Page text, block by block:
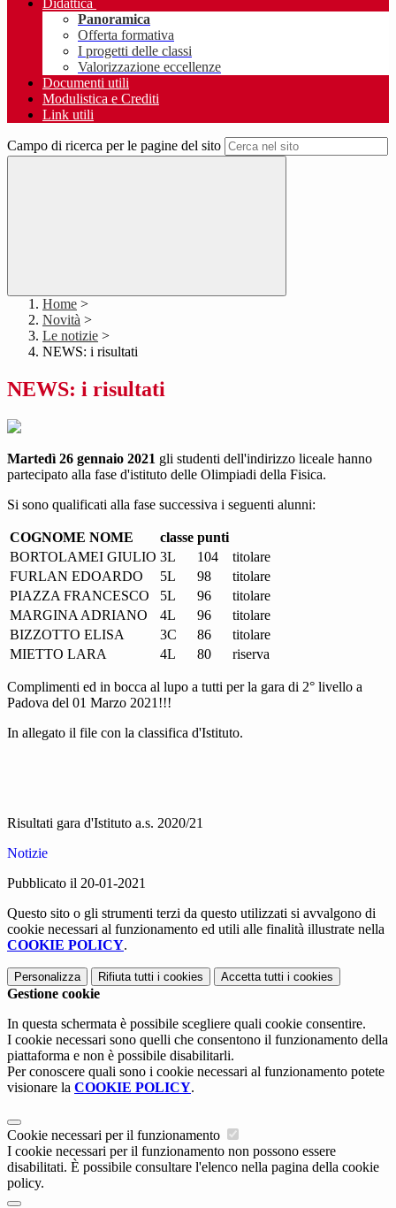
Didattica
Panoramica
Offerta formativa
I progetti delle classi
Valorizzazione eccellenze
Documenti utili
Modulistica e Crediti
Link utili
Campo di ricerca per le pagine del sito
Home >
Novità >
Le notizie >
NEWS: i risultati
NEWS: i risultati
Martedì 26 gennaio 2021 gli studenti dell'indirizzo liceale hanno
partecipato alla fase d'istituto delle Olimpiadi della Fisica.
Si sono qualificati alla fase successiva i seguenti alunni:
COGNOME NOME classe punti
BORTOLAMEI GIULIO 3L 104
titolare
FURLAN EDOARDO
5L 98
titolare
PIAZZA FRANCESCO
5L 96
titolare
MARGINA ADRIANO
4L 96
titolare
BIZZOTTO ELISA
3C 86
titolare
MIETTO LARA
4L 80 riserva
Complimenti ed in bocca al lupo a tutti per la gara di 2° livello a
Padova del 01 Marzo 2021!!!
In allegato il file con la classifica d'Istituto.
Risultati gara d'Istituto a.s. 2020/21
Notizie
Pubblicato il 20-01-2021
Questo sito o gli strumenti terzi da questo utilizzati si avvalgono di
cookie necessari al funzionamento ed utili alle finalità illustrate nella
COOKIE POLICY.
Personalizza Rifiuta tutti i cookies Accetta tutti i cookies
Gestione cookie
In questa schermata è possibile scegliere quali cookie consentire.
I cookie necessari sono quelli che consentono il funzionamento della
piattaforma e non è possibile disabilitarli.
Per conoscere quali sono i cookie necessari al funzionamento potete
visionare la COOKIE POLICY.
Cookie necessari per il funzionamento
I cookie necessari per il funzionamento non possono essere
disabilitati. È possibile consultare l'elenco nella pagina della cookie
policy.